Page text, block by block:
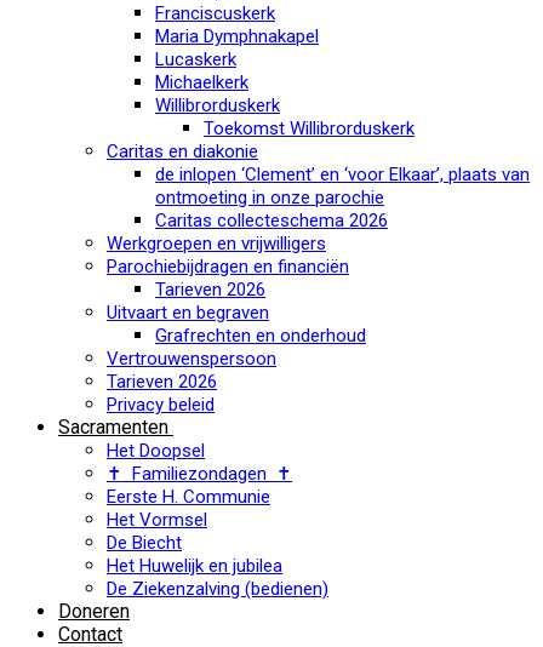
Franciscuskerk
Maria Dymphnakapel
Lucaskerk
Michaelkerk
Willibrorduskerk
Toekomst Willibrorduskerk
Caritas en diakonie
de inlopen ‘Clement’ en ‘voor Elkaar’, plaats van
ontmoeting in onze parochie
Caritas collecteschema 2026
Werkgroepen en vrijwilligers
Parochiebijdragen en financiën
Tarieven 2026
Uitvaart en begraven
Grafrechten en onderhoud
Vertrouwenspersoon
Tarieven 2026
Privacy beleid
Sacramenten
Het Doopsel
✝ Familiezondagen ✝
Eerste H. Communie
Het Vormsel
De Biecht
Het Huwelijk en jubilea
De Ziekenzalving (bedienen)
Doneren
Contact